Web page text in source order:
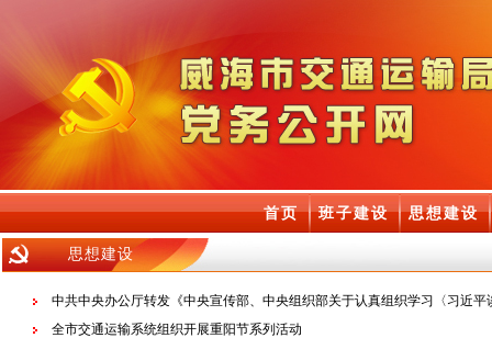
首页 班子建设 思想建设
思想建设
中共中央办公厅转发《中央宣传部、中央组织部关于认真组织学习〈习近
全市交通运输系统组织开展重阳节系列活动